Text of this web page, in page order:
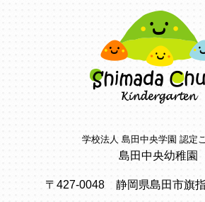
学校法人 島田中央学園 認定
島田中央幼稚園
〒427-0048 静岡県島田市旗